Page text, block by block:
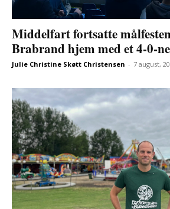
Middelfart fortsatte
Brabrand hjem med et 4-0-
Julie Christine Skøtt Christensen - 7 august,